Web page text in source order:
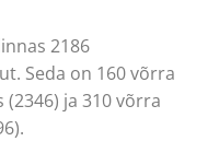
2186
Seda on 160 võrra
ja 310 võrra